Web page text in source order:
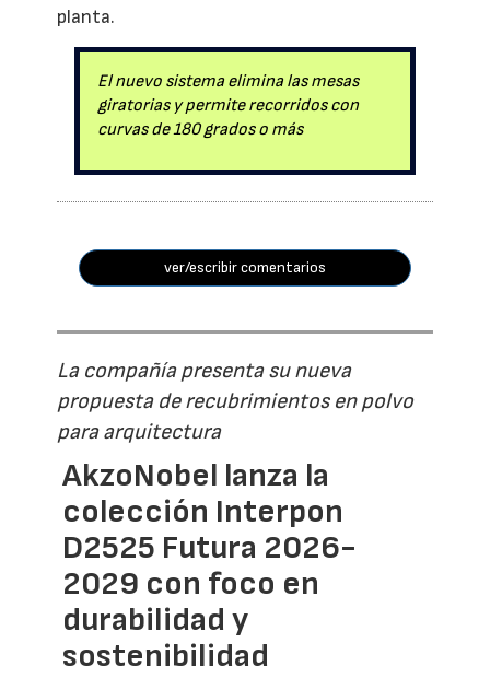
planta.
El nuevo sistema elimina las mesas
giratorias y permite recorridos con
curvas de 180 grados o más
ver/escribir comentarios
La compañía presenta su nueva
propuesta de recubrimientos en polvo
para arquitectura
AkzoNobel lanza la
colección Interpon
D2525 Futura 2026-
2029 con foco en
durabilidad y
sostenibilidad